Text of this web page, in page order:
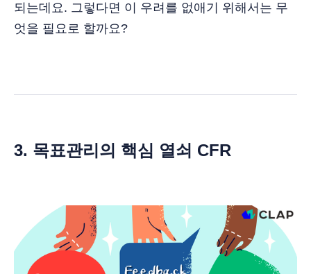
되는데요. 그렇다면 이 우려를 없애기 위해서는 무
엇을 필요로 할까요?
3. 목표관리의 핵심 열쇠 CFR